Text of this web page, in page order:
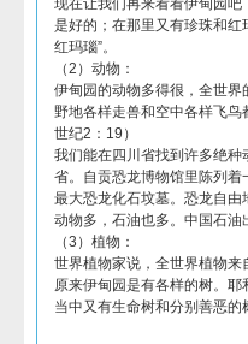
现在让我们再来看看伊甸园
是好的；在那里又有珍珠和红
红玛瑙”。
（2）动物：
伊甸园的动物多得很，全世
野地各样走兽和空中各样飞
世纪2：19）
我们能在四川省找到许多绝
省。自贡恐龙博物馆里陈列
最大恐龙化石坟墓。恐龙自由
动物多，石油也多。中国石油
（3）植物：
世界植物家说，全世界植物来
原来伊甸园是有各样的树。
当中又有生命树和分别善恶的